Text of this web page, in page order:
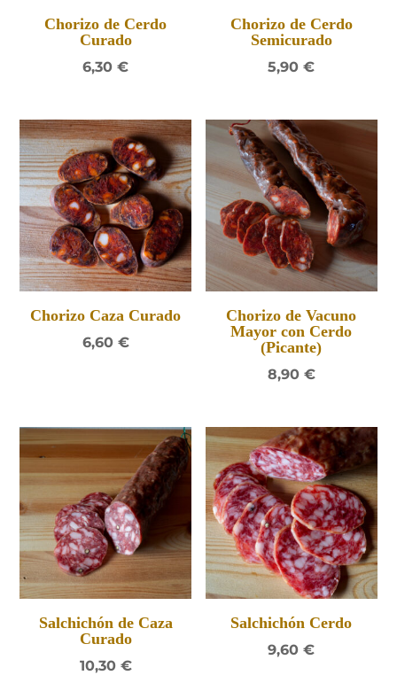
Chorizo de Cerdo
Curado
6,30€
Chorizo de Cerdo
Semicurado
5,90€
Chorizo Caza Curado
6,60 €
Chorizo de Vacuno
Mayor con Cerdo
(Picante)
8,90 €
Salchichón de Caza
Curado
10,30 €
Salchichón Cerdo
9,60€